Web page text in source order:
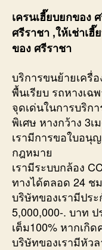
เครนเฮี๊ยบยกของ
ศรีราชา ,ให้เช่าเ
ของ ศรีราชา
บริการขนย้ายเครื่
พื้นเรียบ รถหางเฉ
จุดเด่นในการบริก
พิเศษ หางกว้าง 3เ
เรามีการขอใบอนุ
กฎหมาย
เรามีระบบกล้อง
ทางได้ตลอด 24 ช
บริษัทของเรามีปร
5,000,000-. บาท
เต็ม100% หากเกิ
บริษัทของเรามีหัว